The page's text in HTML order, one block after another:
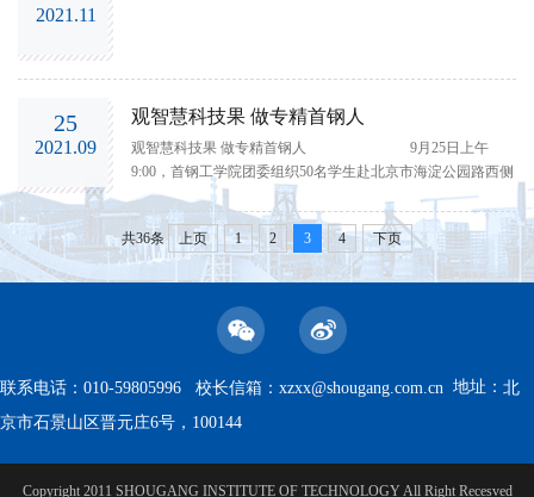
2021.11
25
2021.09
观智慧科技果 做专精首钢人
观智慧科技果 做专精首钢人 9月25日上午
9:00，首钢工学院团委组织50名学生赴北京市海淀公园路西侧
临时展馆参观中关村论坛展览（科博会），活动由团委毛雪
老师带队。 科博会以“智慧·健康·碳中和”为年度主题，旨在线
上线下打造面向全球、面向中小微初创企业、链接资本市场
的科技“精品展”...
共36条 上页 1 2 3 4 下页
联系电话：010-59805996 校长信箱： xzxx@shougang.com.cn 地址： 北
京市石景山区晋元庄6号，100144
Copyright 2011 SHOUGANG INSTITUTE OF TECHNOLOGY All Right Recesved